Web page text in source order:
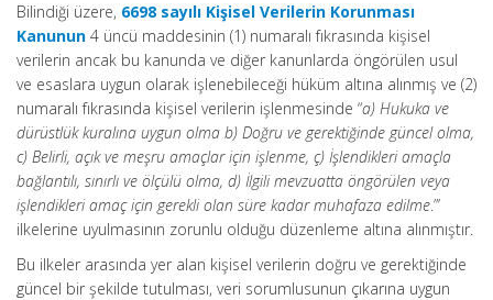
Bilindiği üzere, 6698 sayılı Kişisel Verilerin Korunması
Kanunun 4 üncü maddesinin (1) numaralı fıkrasında kişisel
verilerin ancak bu kanunda ve diğer kanunlarda öngörülen usul
ve esaslara uygun olarak işlenebileceği hüküm altına alınmış ve (2)
numaralı fıkrasında kişisel verilerin işlenmesinde “a) Hukuka ve
dürüstlük kuralına uygun olma b) Doğru ve gerektiğinde güncel olma,
c) Belirli, açık ve meşru amaçlar için işlenme, ç) İşlendikleri amaçla
bağlantılı, sınırlı ve ölçülü olma, d) İlgili mevzuatta öngörülen veya
işlendikleri amaç için gerekli olan süre kadar muhafaza edilme.”’
ilkelerine uyulmasının zorunlu olduğu düzenleme altına alınmıştır.
Bu ilkeler arasında yer alan kişisel verilerin doğru ve gerektiğinde
güncel bir şekilde tutulması, veri sorumlusunun çıkarına uygun